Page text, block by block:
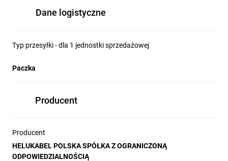
Dane logistyczne
Typ przesyłki - dla 1 jednostki sprzedażowej
Paczka
Producent
Producent
HELUKABEL POLSKA SPÓŁKA Z OGRANICZONĄ
ODPOWIEDZIALNOŚCIĄ